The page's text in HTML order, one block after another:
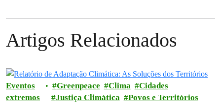
Artigos Relacionados
Eventos
extremos
Greenpeace Clima
Cidades
Justiça Climática
Povos e Territórios